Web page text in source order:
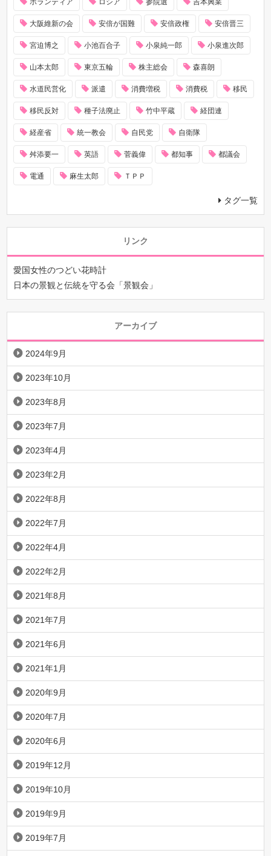
ボランティア ロシア 参院選 吉本興業
大阪維新の会 安倍が国難 安倍政権 安倍晋三
宮迫博之 小池百合子 小泉純一郎 小泉進次郎
山本太郎 東京五輪 株主総会 森喜朗
水道民営化 派遣 消費増税 消費税 移民
移民反対 種子法廃止 竹中平蔵 経団連
経産省 統一教会 自民党 自衛隊
舛添要一 英語 菅義偉 都知事 都議会
電通 麻生太郎 ＴＰＰ
タグ一覧
リンク
愛国女性のつどい花時計
日本の景観と伝統を守る会「景観会」
アーカイブ
2024年9月
2023年10月
2023年8月
2023年7月
2023年4月
2023年2月
2022年8月
2022年7月
2022年4月
2022年2月
2021年8月
2021年7月
2021年6月
2021年1月
2020年9月
2020年7月
2020年6月
2019年12月
2019年10月
2019年9月
2019年7月